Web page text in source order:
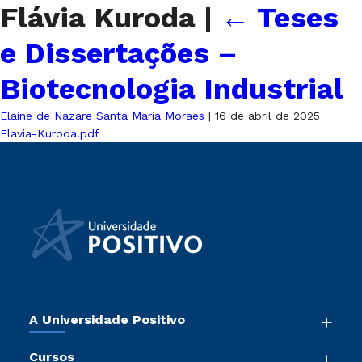
Flávia Kuroda | ← Teses
e Dissertações –
Biotecnologia Industrial
Elaine de Nazare Santa Maria Moraes | 16 de abril de 2025
Flavia-Kuroda.pdf
A Universidade Positivo
Cursos